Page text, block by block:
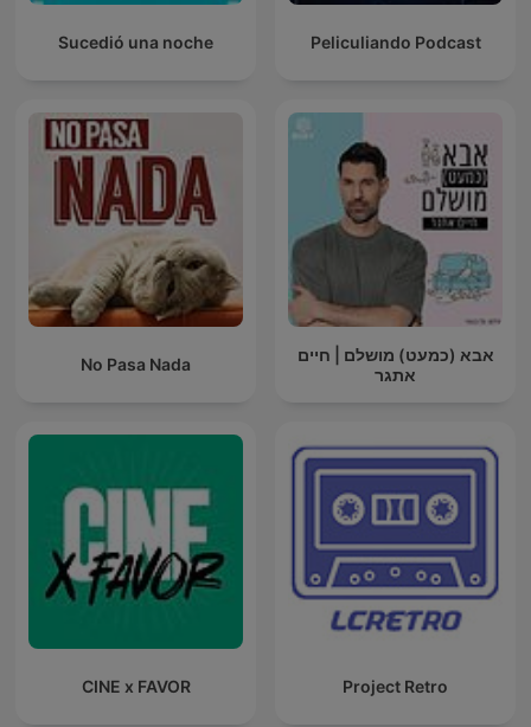
Sucedió una noche Peliculiando Podcast
No Pasa Nada
אבא (כמעט) מושלם | חיים
אתגר
CINE x FAVOR Project Retro